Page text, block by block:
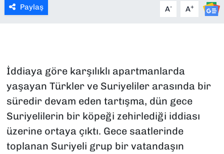
Paylaş A- A+
İddiaya göre karşılıklı apartmanlarda
yaşayan Türkler ve Suriyeliler arasında bir
süredir devam eden tartışma, dün gece
Suriyelilerin bir köpeği zehirlediği iddiası
üzerine ortaya çıktı. Gece saatlerinde
toplanan Suriyeli grup bir vatandaşın